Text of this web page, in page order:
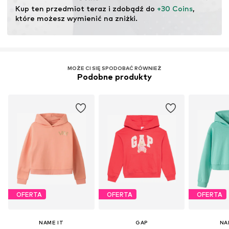
ekosystemów poprzez rolnictwo ekologiczne poprzez
rezygnację z modyfikacji genetycznych oraz ograniczenie
zużycia wody i nawozów chemicznych.
Kup ten przedmiot teraz i zdobądź do +30 Coins,
które możesz wymienić na zniżki.
MOŻE CI SIĘ SPODOBAĆ RÓWNIEŻ
Podobne produkty
OFERTA
NAME IT
OFERTA
GAP
OFERTA